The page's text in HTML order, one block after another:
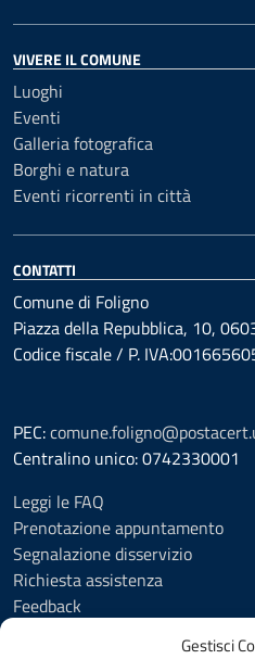
Gestisci
VIVERE IL COMUNE
Luoghi
Eventi
Galleria fotografica
Borghi e natura
Eventi ricorrenti in città
CONTATTI
Comune di Foligno
Piazza della Repubblica, 10,
Codice fiscale / P.
PEC:
Centralino unico: 0742330001
Leggi le FAQ
Prenotazione appuntamento
Segnalazione disservizio
Richiesta assistenza
Feedback